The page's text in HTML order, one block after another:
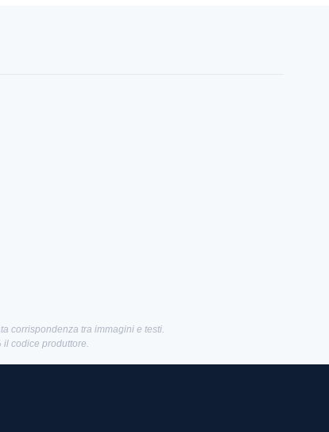
corrispondenza tra immagini e testi.
codice produttore.